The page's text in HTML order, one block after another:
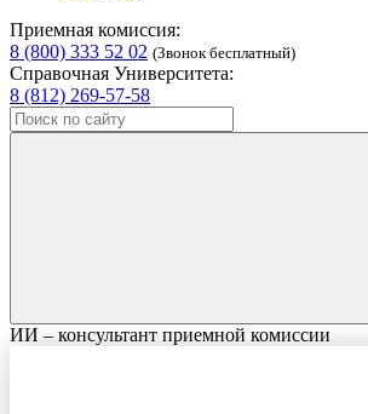
Приемная комиссия:
8 (800) 333 52 02 (Звонок бесплатный)
Справочная Университета:
8 (812) 269-57-58
ИИ – консультант приемной комиссии